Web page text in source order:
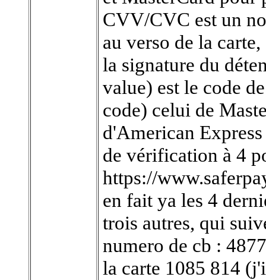
CVV/CVC est un
au verso de la
la signature du
value) est le code
code) celui de
d'American
de vérification à 4
https://
en fait ya les 4
trois autres, qui
numero de cb :
la carte 1085 814